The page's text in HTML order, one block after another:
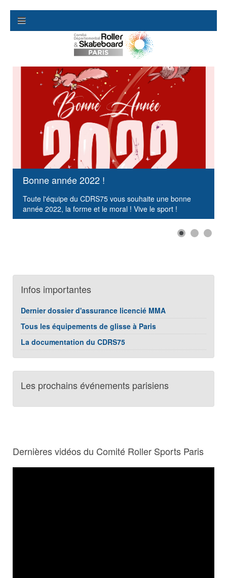
Bonne année 2022 !
Toute l'équipe du CDRS75 vous souhaite une bonne
année 2022, la forme et le moral ! Vive le sport !
Infos importantes
Dernier dossier d'assurance licencié MMA
Tous les équipements de glisse à Paris
La documentation du CDRS75
Les prochains événements parisiens
Dernières vidéos du Comité Roller Sports Paris